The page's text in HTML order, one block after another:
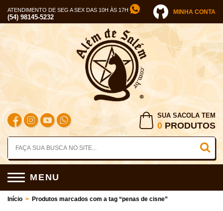
ATENDIMENTO DE SEG A SEX DAS 10H ÀS 17H
(54) 98145-5232
MINHA CONTA
SUA SACOLA TEM
0 PRODUTOS
MENU
Início > Produtos marcados com a tag “penas de cisne”